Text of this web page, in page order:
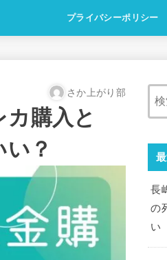
プライバシーポリシー
さか上がり部
購入と
？
長
の
い